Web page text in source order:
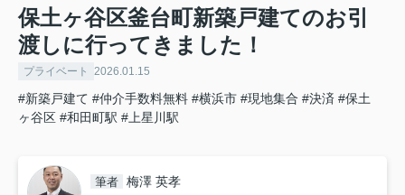
保土ヶ谷区釜台町新築戸建てのお引
渡しに行ってきました！
プライベート 2026.01.15
#新築戸建て #仲介手数料無料 #横浜市 #現地集合 #決済 #保土
ヶ谷区 #和田町駅 #上星川駅
筆者 梅澤 英孝